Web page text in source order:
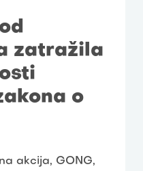
zatražila
o
akcija, GONG,